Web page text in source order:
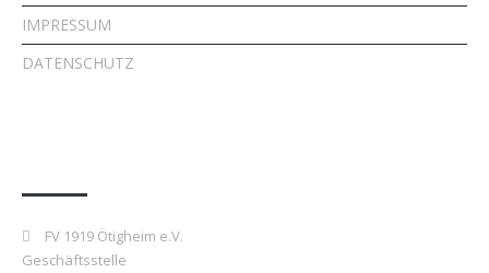
IMPRESSUM
DATENSCHUTZ
FV 1919 Ötigheim e.V.
Geschäftsstelle